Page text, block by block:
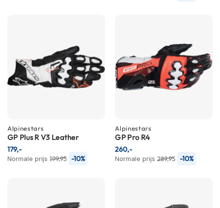
n
d
u
r
l
m
e
n
Alpinestars
GP Plus R V3 Leather
Normale prijs 199,95 -10%
179,-
Alpinestars
GP Pro R4
Normale prijs 289,95 -10%
260,-